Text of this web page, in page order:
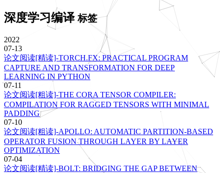
深度学习编译标签
2022
07-13
论文阅读[精读]-TORCH.FX: PRACTICAL PROGRAM
CAPTURE AND TRANSFORMATION FOR DEEP
LEARNING IN PYTHON
07-11
论文阅读[粗读]-THE CORA TENSOR COMPILER:
COMPILATION FOR RAGGED TENSORS WITH MINIMAL
PADDING
07-10
论文阅读[粗读]-APOLLO: AUTOMATIC PARTITION-BASED
OPERATOR FUSION THROUGH LAYER BY LAYER
OPTIMIZATION
07-04
论文阅读[精读]-BOLT: BRIDGING THE GAP BETWEEN